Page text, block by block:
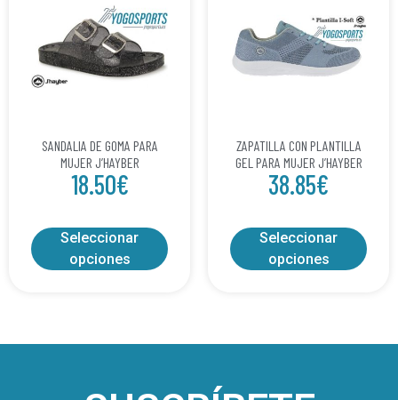
SANDALIA DE GOMA PARA
MUJER J’HAYBER
18.50€
Seleccionar
opciones
ZAPATILLA CON PLANTILLA
GEL PARA MUJER J’HAYBER
38.85€
Seleccionar
opciones